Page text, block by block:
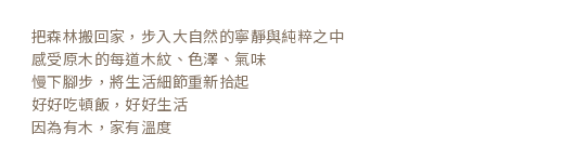
把森林搬回家，步入大自然的寧靜與純粹之中
感受原木的每道木紋、色澤、氣味
慢下腳步，將生活細節重新拾起
好好吃頓飯，好好生活
因為有木，家有溫度